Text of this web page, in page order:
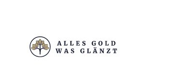
ALLES GOLD WAS GLAENZT